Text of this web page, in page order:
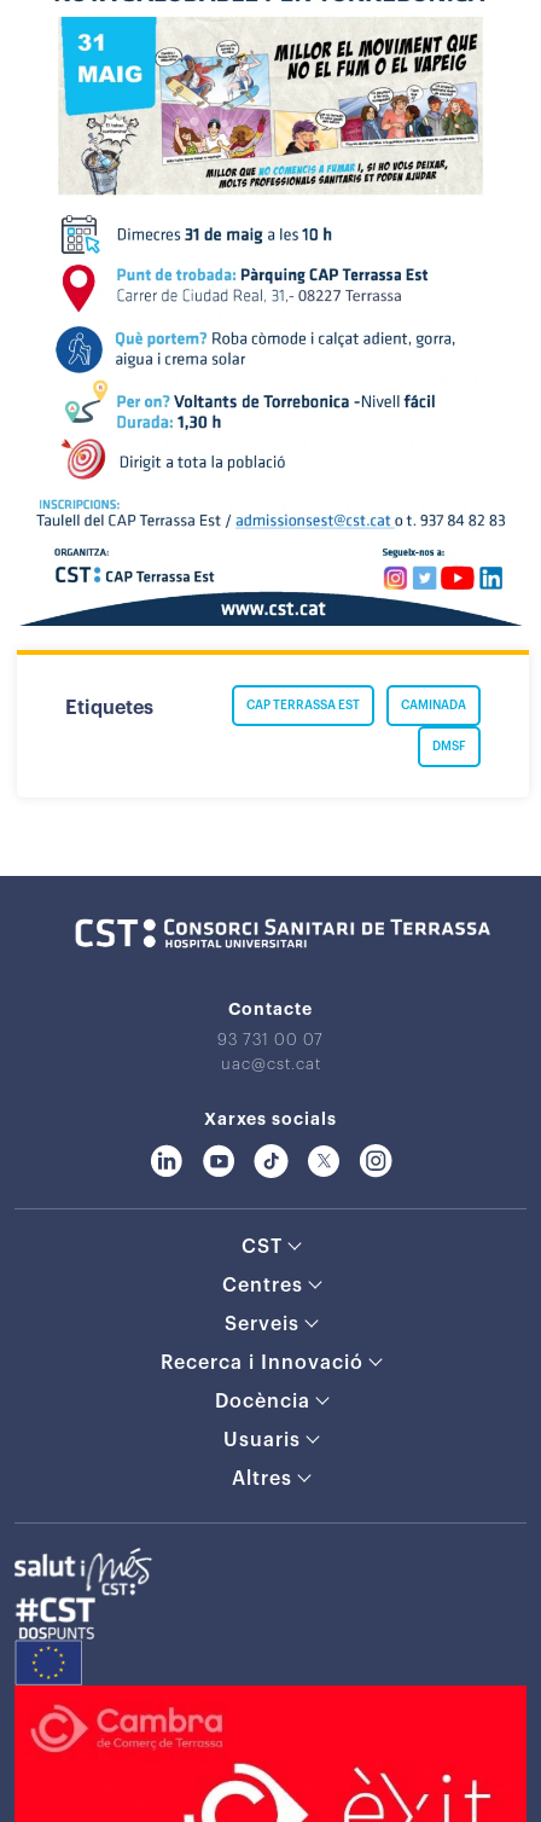
Etiquetes CAMINADA
CAP TERRASSA EST
DMSF
Contacte
93 731 00 07
uac@cst.cat
Xarxes socials
CST
Centres
Serveis
Recerca i Innovació
Docència
Usuaris
Altres